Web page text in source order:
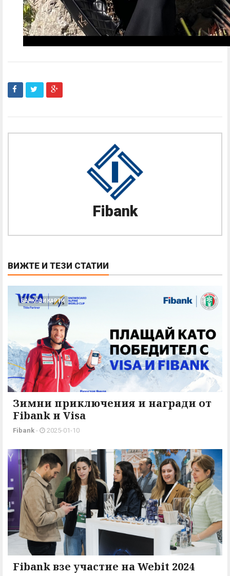
Fibank
ВИЖТЕ И ТЕЗИ СТАТИИ
БАНКОВИ КАРТИ
Зимни приключения и награди от
Fibank и Visa
Fibank - 2025-01-10
Fibank взе участие на Webit 2024